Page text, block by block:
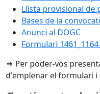
Llista provisional de
Bases de la
Anunci al DOGC
Formulari
⇒ Per poder-vos
d'emplenar el formulari i